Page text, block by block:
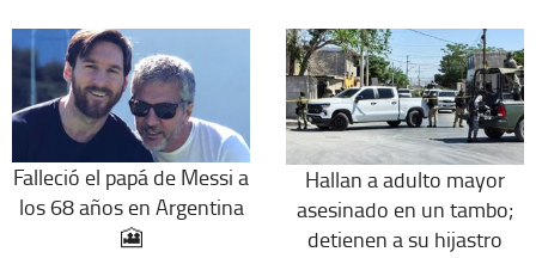
Falleció el papá de Messi a
los 68 años en Argentina
🎦
Hallan a adulto mayor
asesinado en un tambo;
detienen a su hijastro